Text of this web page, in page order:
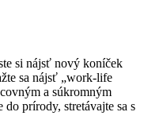
si nájsť nový koníček
sa nájsť „work-life
a súkromným
do prírody, stretávajte sa s